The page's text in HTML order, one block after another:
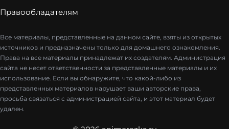
Правообладателям
Все материалы, представленные на данном сайте, взяты из открытых
источников и предназначены только для домашнего ознакомления.
Права на все материалы принадлежат их создателям. Администрация
сайта не несет ответственности за представленные материалы и их
использование. Если вы обнаружите, что какой-либо из
представленных материалов нарушает ваши авторские права,
просьба связаться с администрацией сайта, и этот материал будет
удален.